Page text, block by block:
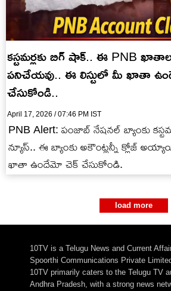
కస్టమర్లకు బిగ్ షాక్.. ఈ PNB
పనిచేయవు.. ఈ లిస్టులో మీ ఖాతా
చేసుకోండి..
April 17, 2026 / 07:46 PM IST
PNB Alert: పంజాబ్ నేషనల్ బ్యాంకు
న్యూస్.. ఈ బ్యాంకు అకౌంట్లన్నీ క్లోజ్
ఖాతా ఉందేమో చెక్ చేసుకోండి.
load more
10TV is a Telugu News and Current
Spoorthi Communications Private
10TV primarily caters to the Telugu TV
Andhra Pradesh, with a strong news